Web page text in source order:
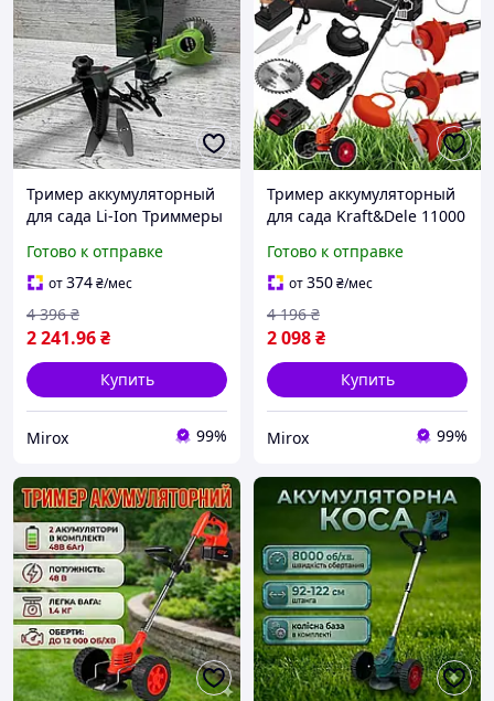
Тример аккумуляторный
для сада Li-Ion Триммеры
48 V/4.0 Ah Коса ручная
аккумуляторная 8000 об/
мин
Готово к отправке
от374₴/мес
2 241.96₴
4 396 ₴
Купить
Mirox 99%
Тример аккумуляторный
для сада Kraft&Dele 11000
аккумуляторные ручные
21 V/2.0 Ah Триммер
садовый мощный 1000 W
Готово к отправке
от350₴/мес
2 098₴
4 196 ₴
Купить
Mirox 99%